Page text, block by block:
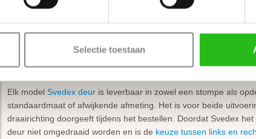
Selectie toestaan
Deze glasdeur voelt stevig aan en gaat jarenlang mee dankzij
. Benieuwd naar de eigenschappen van de
dan het volledige overzicht van alle beschikbare Svedex
Elk model Svedex deur is leverbaar in zowel een stompe als
standaardmaat of afwijkende afmeting. Het is voor beide
draairichting doorgeeft tijdens het bestellen. Doordat Svedex
deur niet omgedraaid worden en is de keuze tussen links en